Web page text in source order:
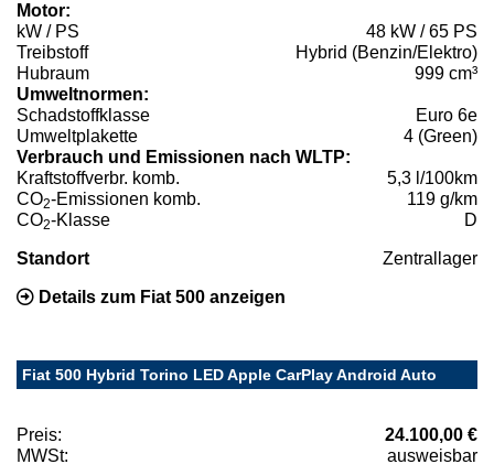
Motor:
kW / PS
48 kW / 65 PS
Treibstoff
Hybrid (Benzin/Elektro)
Hubraum
999 cm³
Umweltnormen:
Schadstoffklasse
Euro 6e
Umweltplakette
4 (Green)
Verbrauch und Emissionen nach WLTP:
Kraftstoffverbr. komb.
5,3 l/100km
CO2-Emissionen komb.
119 g/km
CO2-Klasse D
Standort Zentrallager
Details zum Fiat 500 anzeigen
Fiat 500 Hybrid Torino LED Apple CarPlay Android Auto
Preis:
24.100,00 €
MWSt:
ausweisbar